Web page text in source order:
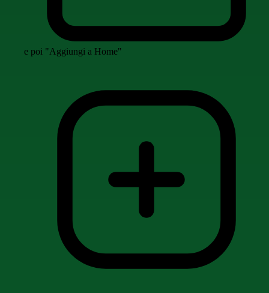
e poi "Aggiungi a Home"